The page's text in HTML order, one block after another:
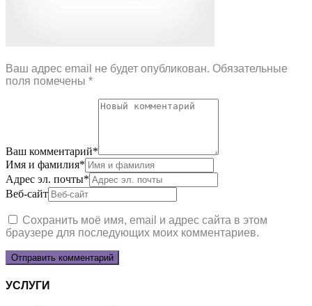
Ваш адрес email не будет опубликован. Обязательные
поля помечены *
Ваш комментарий*
Имя и фамилия*
Адрес эл. почты*
Веб-сайт
Сохранить моё имя, email и адрес сайта в этом
браузере для последующих моих комментариев.
УСЛУГИ